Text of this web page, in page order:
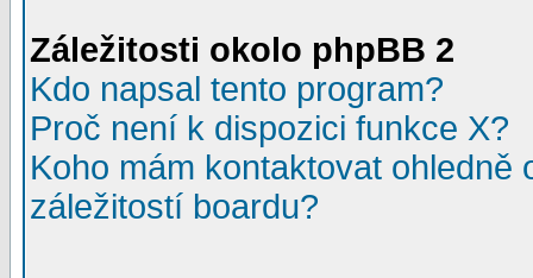
Záležitosti okolo phpBB 2
Kdo napsal tento program?
Proč není k dispozici funkce X?
Koho mám kontaktovat
záležitostí boardu?